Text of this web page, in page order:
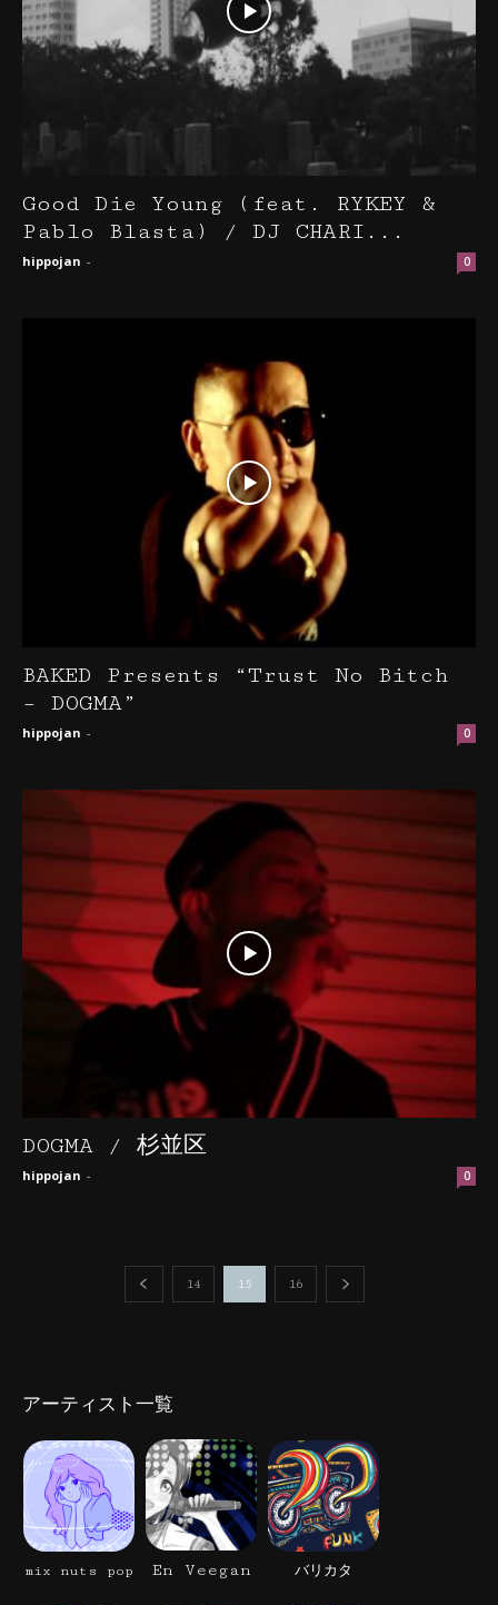
Good Die Young (feat. RYKEY &
Pablo Blasta) / DJ CHARI...
hippojan - 0
BAKED Presents “Trust No Bitch
– DOGMA”
hippojan - 0
DOGMA / 杉並区
hippojan - 0
14 15 16
アーティスト一覧
mix nuts pop En Veegan バリカタ